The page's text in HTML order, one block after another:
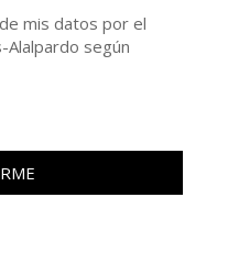
mis datos por el
Alalpardo según